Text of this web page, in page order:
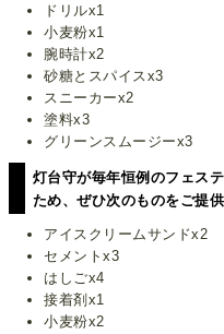
ドリルx1
小麦粉x1
腕時計x2
砂糖とスパイスx3
スニーカーx2
塗料x3
グリーンスムージーx3
灯台守が毎年恒例のフェス
ため、ぜひ次のものをご提
アイスクリームサンドx2
セメントx3
はしごx4
接着剤x1
小麦粉x2